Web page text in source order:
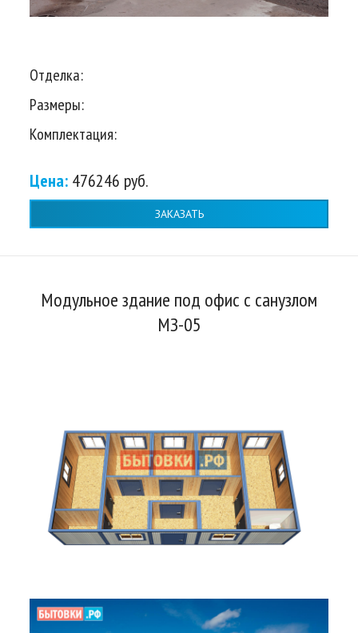
Отделка:
Размеры:
Комплектация:
Цена: 476246 руб.
ЗАКАЗАТЬ
Модульное здание под офис с санузлом
МЗ-05